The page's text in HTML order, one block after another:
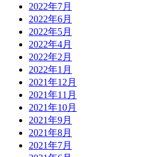
2022年7月
2022年6月
2022年5月
2022年4月
2022年2月
2022年1月
2021年12月
2021年11月
2021年10月
2021年9月
2021年8月
2021年7月